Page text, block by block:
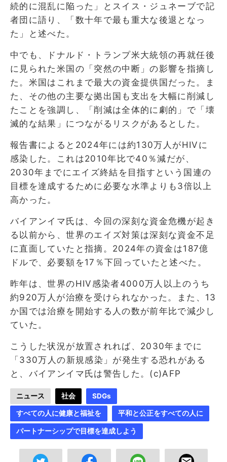
続的に混乱に陥った」とスイス・ジュネーブで記
者団に語り、「数十年で最も重大な後退となっ
た」と述べた。
中でも、ドナルド・トランプ米大統領の再就任後
に見られた米国の「突然の中断」の影響を指摘し
た。米国はこれまで最大の資金提供国だった。ま
た、その他の主要な拠出国も支出を大幅に削減し
たことを強調し、「削減は全体的に劇的」で「壊
滅的な結果」につながるリスクがあるとした。
報告書によると2024年には約130万人がHIVに
感染した。これは2010年比で40％減だが、
2030年までにエイズ終結を目指すという国連の
目標を達成するために必要な水準よりも3倍以上
高かった。
バイアンイマ氏は、今回の深刻な資金危機が起き
る以前から、世界のエイズ対策は深刻な資金不足
に直面していたと指摘。2024年の資金は187億
ドルで、必要額を17％下回っていたと述べた。
昨年は、世界のHIV感染者4000万人以上のうち
約920万人が治療を受けられなかった。また、13
か国では治療を開始する人の数が前年比で減少し
ていた。
こうした状況が放置されれば、2030年までに
「330万人の新規感染」が発生する恐れがある
と、バイアンイマ氏は警告した。(c)AFP
ニュース 社会 SDGs
すべての人に健康と福祉を 平和と公正をすべての人に
パートナーシップで目標を達成しよう